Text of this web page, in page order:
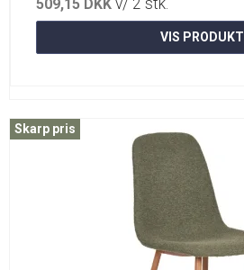
509,15 DKK
VIS PRODUKT
Skarp pris